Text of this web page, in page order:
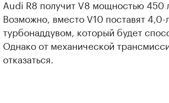
Audi R8 получит V8 мощностью
Возможно, вместо V10 поставят
турбонаддувом, который будет
Однако от механической
отказаться.